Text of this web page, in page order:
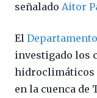
señalado Aitor
El
investigado los
hidroclimáticos
en la cuenca de